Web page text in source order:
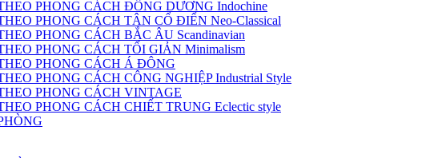
PHONG CÁCH ĐÔNG DƯƠNG Indochine
PHONG CÁCH TÂN CỔ ĐIỂN Neo-Classical
PHONG CÁCH BẮC ÂU Scandinavian
PHONG CÁCH TỐI GIẢN Minimalism
PHONG CÁCH Á ĐÔNG
PHONG CÁCH CÔNG NGHIỆP Industrial Style
PHONG CÁCH VINTAGE
PHONG CÁCH CHIẾT TRUNG Eclectic style